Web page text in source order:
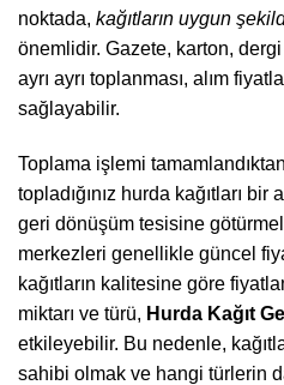
noktada, kağıtların uygun
önemlidir. Gazete, karton, dergi
ayrı ayrı toplanması, alım
sağlayabilir.
Toplama işlemi
topladığınız hurda kağıtları bir
geri dönüşüm tesisine
merkezleri genellikle güncel
kağıtların kalitesine göre
miktarı ve türü, Hurda Kağıt
etkileyebilir. Bu nedenle,
sahibi olmak ve hangi türlerin